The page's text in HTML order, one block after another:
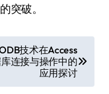
突破。
技术在Access
连接与操作中的
应用探讨